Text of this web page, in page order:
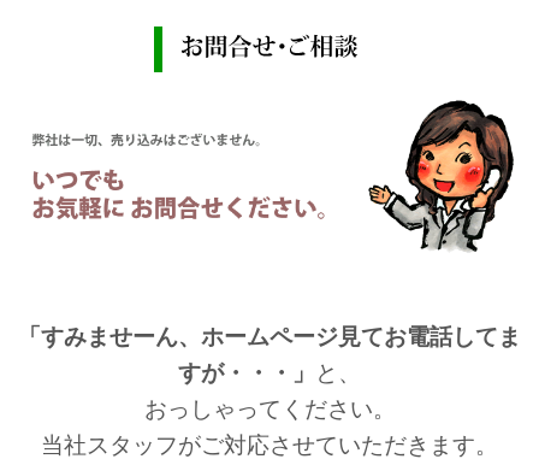
「すみませーん、ホームページ見てお電話してま
すが・・・」
と、
おっしゃってください。
当社スタッフがご対応させていただきます。